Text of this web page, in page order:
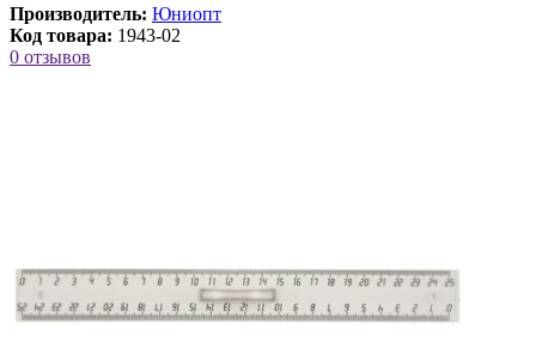
Производитель: Юниопт
Код товара: 1943-02
0 отзывов